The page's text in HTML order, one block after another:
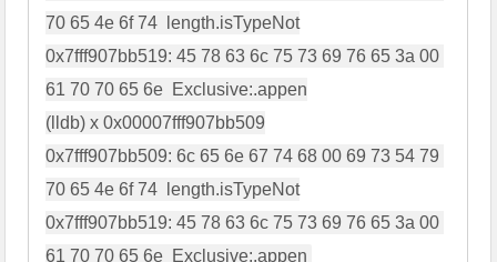
70 65 4e 6f 74  length.isTypeNot
0x7fff907bb519: 45 78 63 6c 75 73 69 76 65 3a 00
61 70 70 65 6e  Exclusive:.appen
(lldb) x 0x00007fff907bb509
0x7fff907bb509: 6c 65 6e 67 74 68 00 69 73 54 79
70 65 4e 6f 74  length.isTypeNot
0x7fff907bb519: 45 78 63 6c 75 73 69 76 65 3a 00